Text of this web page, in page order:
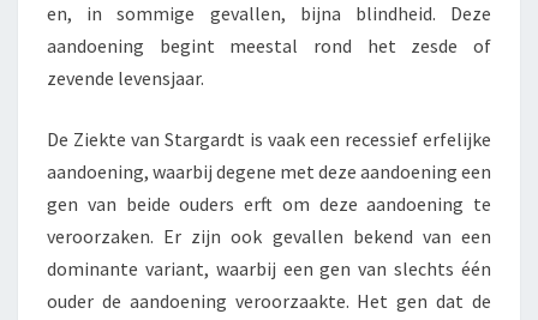
en, in sommige gevallen, bijna blindheid. Deze
aandoening begint meestal rond het zesde of
zevende levensjaar.
De Ziekte van Stargardt is vaak een recessief erfelijke
aandoening, waarbij degene met deze aandoening een
gen van beide ouders erft om deze aandoening te
veroorzaken. Er zijn ook gevallen bekend van een
dominante variant, waarbij een gen van slechts één
ouder de aandoening veroorzaakte. Het gen dat de